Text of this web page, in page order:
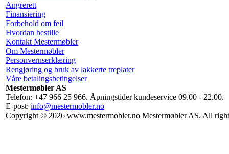
Angrerett
Finansiering
Forbehold om feil
Hvordan bestille
Kontakt Mestermøbler
Om Mestermøbler
Personvernserklæring
Rengjøring og bruk av lakkerte treplater
Våre betalingsbetingelser
Mestermøbler AS
Telefon: +47 966 25 966. Åpningstider kundeservice 09.00 - 22.00.
E-post: info@mestermobler.no
Copyright © 2026 www.mestermobler.no Mestermøbler AS. All